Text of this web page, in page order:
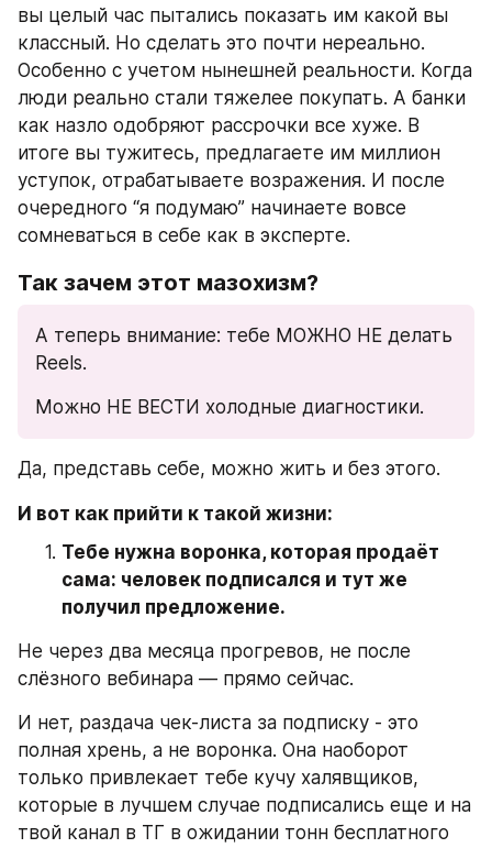
вы целый час пытались показать им какой вы
классный. Но сделать это почти нереально.
Особенно с учетом нынешней реальности. Когда
люди реально стали тяжелее покупать. А банки
как назло одобряют рассрочки все хуже. В
итоге вы тужитесь, предлагаете им миллион
уступок, отрабатываете возражения. И после
очередного “я подумаю” начинаете вовсе
сомневаться в себе как в эксперте.
Так зачем этот мазохизм?
А теперь внимание: тебе МОЖНО НЕ делать
Reels.
Можно НЕ ВЕСТИ холодные диагностики.
Да, представь себе, можно жить и без этого.
И вот как прийти к такой жизни:
Тебе нужна воронка, которая продаёт
сама: человек подписался и тут же
получил предложение.
Не через два месяца прогревов, не после
слёзного вебинара — прямо сейчас.
И нет, раздача чек-листа за подписку - это
полная хрень, а не воронка. Она наоборот
только привлекает тебе кучу халявщиков,
которые в лучшем случае подписались еще и на
твой канал в ТГ в ожидании тонн бесплатного